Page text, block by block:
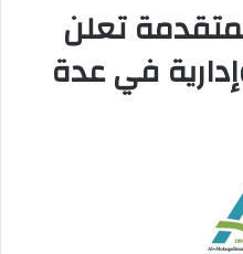
تعلن
في عدة